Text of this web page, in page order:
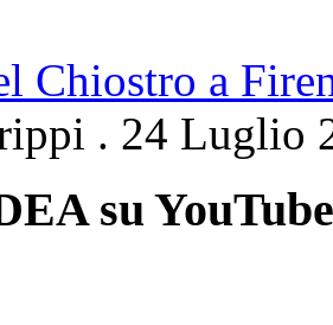
Chiostro a
. 24 Luglio
su YouTube